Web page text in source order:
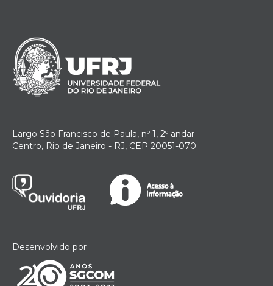
Largo São Francisco de Paula, nº 1, 2º andar
Centro, Rio de Janeiro - RJ, CEP 20051-070
Desenvolvido por